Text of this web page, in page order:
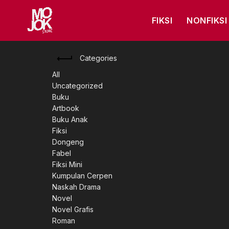
FIKSI NONFIKSI
Categories
All
Uncategorized
Buku
Artbook
Buku Anak
Fiksi
Dongeng
Fabel
Fiksi Mini
Kumpulan Cerpen
Naskah Drama
Novel
Novel Grafis
Roman